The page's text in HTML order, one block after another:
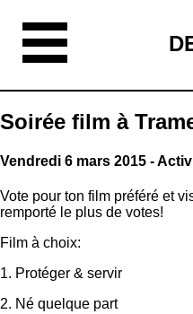
Soirée film à
Vendredi 6 mars 2015 -
Vote pour ton film préféré et
remporté le plus de votes!
Film à choix:
1. Protéger & servir
2. Né quelque part